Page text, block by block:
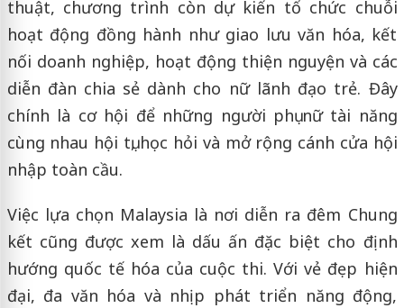
thuật, chương trình còn dự kiến tổ chức chuỗi
hoạt động đồng hành như giao lưu văn hóa, kết
nối doanh nghiệp, hoạt động thiện nguyện và các
diễn đàn chia sẻ dành cho nữ lãnh đạo trẻ. Đây
chính là cơ hội để những người phụ nữ tài năng
cùng nhau hội tụ, học hỏi và mở rộng cánh cửa hội
nhập toàn cầu.
Việc lựa chọn Malaysia là nơi diễn ra đêm Chung
kết cũng được xem là dấu ấn đặc biệt cho định
hướng quốc tế hóa của cuộc thi. Với vẻ đẹp hiện
đại, đa văn hóa và nhịp phát triển năng động,